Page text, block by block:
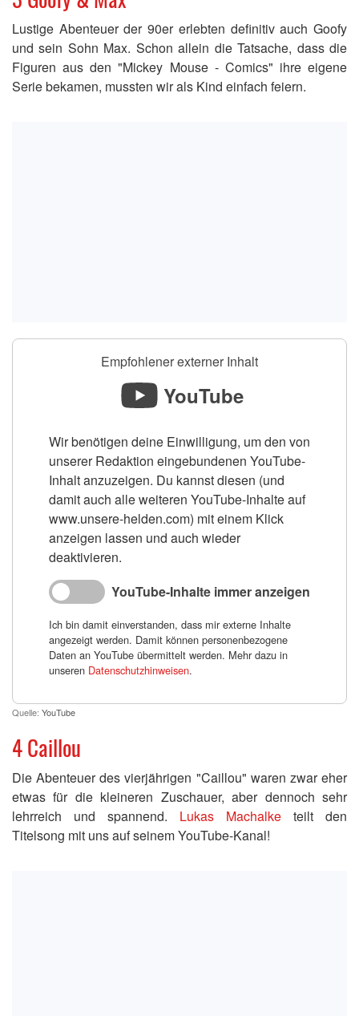
Lustige Abenteuer der 90er erlebten definitiv auch Goofy
und sein Sohn Max. Schon allein die Tatsache, dass die
Figuren aus den "Mickey Mouse - Comics" ihre eigene
Serie bekamen, mussten wir als Kind einfach feiern.
Empfohlener externer Inhalt
YouTube
Wir benötigen deine Einwilligung, um den von
unserer Redaktion eingebundenen YouTube-
Inhalt anzuzeigen. Du kannst diesen (und
damit auch alle weiteren YouTube-Inhalte auf
www.unsere-helden.com) mit einem Klick
anzeigen lassen und auch wieder
deaktivieren.
YouTube-Inhalte immer anzeigen
Ich bin damit einverstanden, dass mir externe Inhalte
angezeigt werden. Damit können personenbezogene
Daten an YouTube übermittelt werden. Mehr dazu in
unseren Datenschutzhinweisen.
Quelle: YouTube
4 Caillou
Die Abenteuer des vierjährigen "Caillou" waren zwar eher
etwas für die kleineren Zuschauer, aber dennoch sehr
lehrreich und spannend. Lukas Machalke teilt den
Titelsong mit uns auf seinem YouTube-Kanal!